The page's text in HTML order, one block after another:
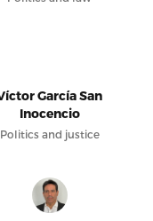
García San
Inocencio
Politics and justice